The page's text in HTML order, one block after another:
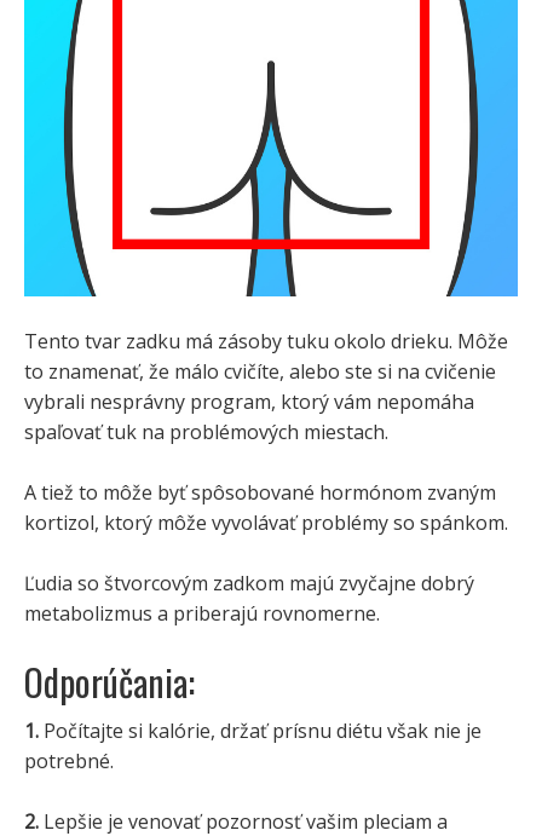
Tento tvar zadku má zásoby tuku okolo drieku. Môže
to znamenať, že málo cvičíte, alebo ste si na cvičenie
vybrali nesprávny program, ktorý vám nepomáha
spaľovať tuk na problémových miestach.
A tiež to môže byť spôsobované hormónom zvaným
kortizol, ktorý môže vyvolávať problémy so spánkom.
Ľudia so štvorcovým zadkom majú zvyčajne dobrý
metabolizmus a priberajú rovnomerne.
Odporúčania:
1. Počítajte si kalórie, držať prísnu diétu však nie je
potrebné.
2. Lepšie je venovať pozornosť vašim pleciam a